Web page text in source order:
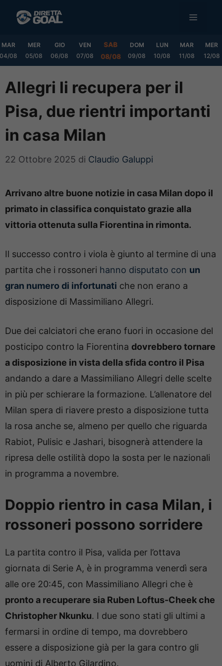
MENU
MAR
04/08
MER
05/08
GIO
06/08
VEN
07/08
SAB
08/08
DOM
09/08
LUN
10/08
MAR
11/08
MER
12/08
Allegri li recupera per il
Pisa, due rientri importanti
in casa Milan
22 Ottobre 2025 di Claudio Galuppi
Arrivano altre buone notizie in casa Milan dopo il
primato in classifica conquistato grazie alla
vittoria ottenuta sulla Fiorentina in rimonta.
Il successo contro i viola è giunto al termine di una
partita che i rossoneri hanno disputato con un
gran numero di infortunati che non erano a
disposizione di Massimiliano Allegri.
Due dei calciatori che erano fuori in occasione del
posticipo contro la Fiorentina dovrebbero tornare
a disposizione in vista della sfida contro il Pisa
andando a dare a Massimiliano Allegri delle scelte
in più per schierare la formazione. L’allenatore del
Milan spera di riavere presto a disposizione tutta
la rosa anche se, almeno per quello che riguarda
Rabiot, Pulisic e Jashari, bisognerà attendere la
ripresa delle ostilità dopo la sosta per le nazionali
in programma a novembre.
Doppio rientro in casa Milan, i
rossoneri possono sorridere
La partita contro il Pisa, valida per l’ottava
giornata di Serie A, è in programma venerdì sera
alle ore 20:45, con Massimiliano Allegri che è
pronto a recuperare sia Ruben Loftus-Cheek che
Christopher Nkunku. I due sono stati gli ultimi a
fermarsi in ordine di tempo, ma dovrebbero
essere a disposizione già per la gara contro gli
uomini di Alberto Gilardino.